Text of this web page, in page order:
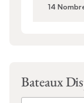
14
Bateaux